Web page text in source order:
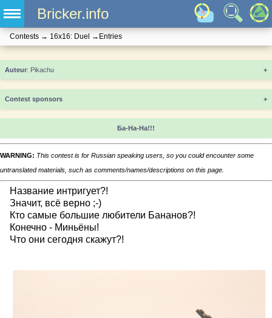
Bricker.info
Contests → 16x16: Duel → Entries
+
Contest sponsors +
Ба-На-На!!!
WARNING: This contest is for Russian speaking users, so you could encounter some
untranslated materials, such as comments/names/descriptions on this page.
Название интригует?!
Значит, всё верно ;-)
Кто самые большие любители Бананов?!
Конечно - Миньёны!
Что они сегодня скажут?!